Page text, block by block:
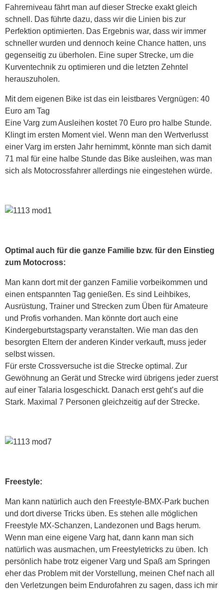
Fahrerniveau fährt man auf dieser Strecke exakt gleich
schnell. Das führte dazu, dass wir die Linien bis zur
Perfektion optimierten. Das Ergebnis war, dass wir immer
schneller wurden und dennoch keine Chance hatten, uns
gegenseitig zu überholen. Eine super Strecke, um die
Kurventechnik zu optimieren und die letzten Zehntel
herauszuholen.
Mit dem eigenen Bike ist das ein leistbares Vergnügen: 40
Euro am Tag
Eine Varg zum Ausleihen kostet 70 Euro pro halbe Stunde.
Klingt im ersten Moment viel. Wenn man den Wertverlusst
einer Varg im ersten Jahr hernimmt, könnte man sich damit
71 mal für eine halbe Stunde das Bike ausleihen, was man
sich als Motocrossfahrer allerdings nie eingestehen würde.
Optimal auch für die ganze Familie bzw. für den Einstieg
zum Motocross:
Man kann dort mit der ganzen Familie vorbeikommen und
einen entspannten Tag genießen. Es sind Leihbikes,
Ausrüstung, Trainer und Strecken zum Üben für Amateure
und Profis vorhanden. Man könnte dort auch eine
Kindergeburtstagsparty veranstalten. Wie man das den
besorgten Eltern der anderen Kinder verkauft, muss jeder
selbst wissen.
Für erste Crossversuche ist die Strecke optimal. Zur
Gewöhnung an Gerät und Strecke wird übrigens jeder zuerst
auf einer Talaria losgeschickt. Danach erst geht’s auf die
Stark. Maximal 7 Personen gleichzeitig auf der Strecke.
Freestyle:
Man kann natürlich auch den Freestyle-BMX-Park buchen
und dort diverse Tricks üben. Es stehen alle möglichen
Freestyle MX-Schanzen, Landezonen und Bags herum.
Wenn man eine eigene Varg hat, dann kann man sich
natürlich was ausmachen, um Freestyletricks zu üben. Ich
persönlich habe trotz eigener Varg und Spaß am Springen
eher das Problem mit der Vorstellung, meinen Chef nach all
den Verletzungen beim Endurofahren zu sagen, dass ich mir